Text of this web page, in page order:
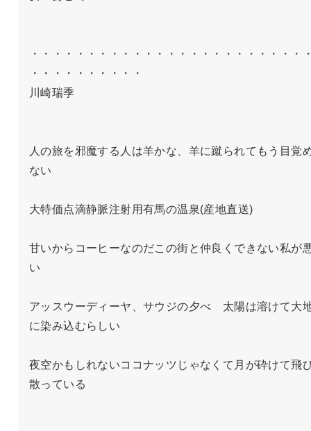
・・・・・・・・・・・・・・・・・・・・・・・・
・・・・・・・・・・
川崎瑞季
人の旅を邪魔する人は羊かな、羊に蹴られてもう目覚
ない
大特価点滴静脈注射用有馬の温泉(産地直送)
甘いからコーヒーなのだこの街と仲良くできない私が
い
アッスウーディーヤ、サウジの夕べ　太陽は溶けて大
に染み込むらしい
夜空かもしれないココナッツじゃなくて月が砕けて飛
散っている